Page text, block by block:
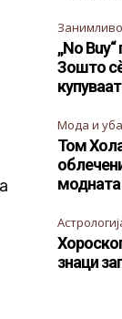
„No
Зошто
Мода и
Том
знаци